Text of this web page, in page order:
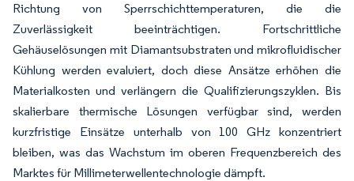
Richtung von Sperrschichttemperaturen, die die
Zuverlässigkeit beeinträchtigen. Fortschrittliche
Gehäuselösungen mit Diamantsubstraten und mikrofluidischer
Kühlung werden evaluiert, doch diese Ansätze erhöhen die
Materialkosten und verlängern die Qualifizierungszyklen. Bis
skalierbare thermische Lösungen verfügbar sind, werden
kurzfristige Einsätze unterhalb von 100 GHz konzentriert
bleiben, was das Wachstum im oberen Frequenzbereich des
Marktes für Millimeterwellentechnologie dämpft.